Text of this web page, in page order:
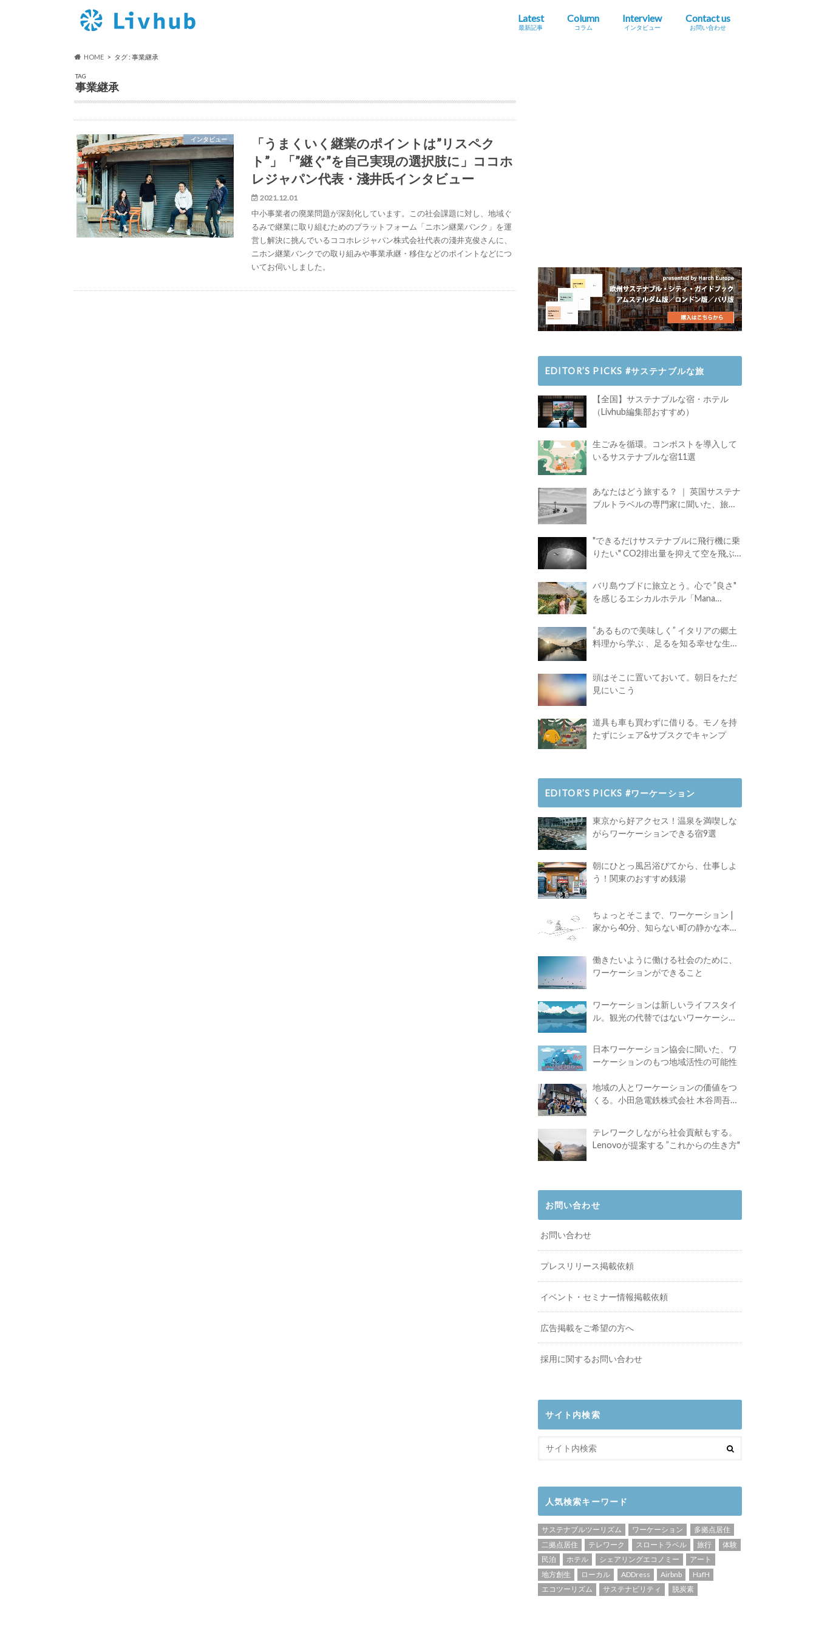
Latest
最新記事
Column
コラム
Interview
インタビュー
Contact us
お問い合わせ
HOME タグ : 事業継承
TAG
事業継承
インタビュー
「うまくいく継業のポイントは”リスペク
ト”」「”継ぐ”を自己実現の選択肢に」ココホ
レジャパン代表・淺井氏インタビュー
2021.12.01
中小事業者の廃業問題が深刻化しています。この社会課題に対し、地域ぐ
るみで継業に取り組むためのプラットフォーム「ニホン継業バンク」を運
営し解決に挑んでいるココホレジャパン株式会社代表の淺井克俊さんに、
ニホン継業バンクでの取り組みや事業承継・移住などのポイントなどにつ
いてお伺いしました。
EDITOR’S PICKS #サステナブルな旅
【全国】サステナブルな宿・ホテル
（Livhub編集部おすすめ）
生ごみを循環。コンポストを導入して
いるサステナブルな宿11選
あなたはどう旅する？ ｜ 英国サステナ
ブルトラベルの専門家に聞いた、旅の
"できるだけサステナブルに飛行機に乗
りたい" CO2排出量を抑えて空を飛ぶ
バリ島ウブドに旅立とう。心で ”良さ"
を感じるエシカルホテル「Mana
“あるもので美味しく” イタリアの郷土
料理から学ぶ 、足るを知る幸せな生き
頭はそこに置いておいて。朝日をただ
見にいこう
道具も車も買わずに借りる。モノを持
たずにシェア&サブスクでキャンプ
EDITOR’S PICKS #ワーケーション
東京から好アクセス！温泉を満喫しな
がらワーケーションできる宿9選
朝にひとっ風呂浴びてから、仕事しよ
う！関東のおすすめ銭湯
ちょっとそこまで、ワーケーション |
家から40分、知らない町の静かな本屋
働きたいように働ける社会のために、
ワーケーションができること
ワーケーションは新しいライフスタイ
ル。観光の代替ではないワーケーショ
日本ワーケーション協会に聞いた、ワ
ーケーションのもつ地域活性の可能性
地域の人とワーケーションの価値をつ
くる。小田急電鉄株式会社 木谷周吾さ
テレワークしながら社会貢献もする。
Lenovoが提案する ”これからの生き方"
お問い合わせ
お問い合わせ
プレスリリース掲載依頼
イベント・セミナー情報掲載依頼
広告掲載をご希望の方へ
採用に関するお問い合わせ
サイト内検索
人気検索キーワード
サステナブルツーリズム ワーケーション
多拠点居住
二拠点居住
テレワーク スロートラベル 旅行
体験
民泊
ホテル シェアリングエコノミー
アート
地方創生
ローカル ADDress Airbnb
HafH
エコツーリズム
サステナビリティ 脱炭素